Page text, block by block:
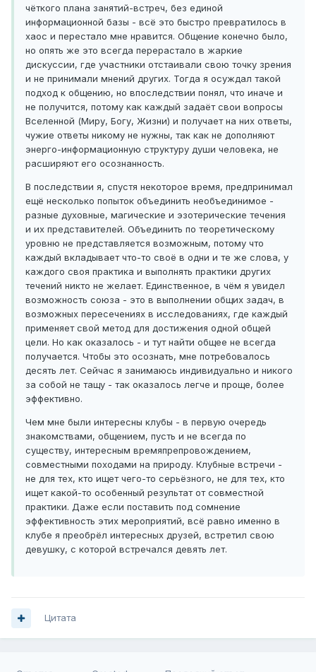
чёткого плана занятий-встреч, без единой
информационной базы - всё это быстро превратилось в
хаос и перестало мне нравится. Общение конечно было,
но опять же это всегда перерастало в жаркие
дискуссии, где участники отстаивали свою точку зрения
и не принимали мнений других. Тогда я осуждал такой
подход к общению, но впоследствии понял, что иначе и
не получится, потому как каждый задаёт свои вопросы
Вселенной (Миру, Богу, Жизни) и получает на них ответы,
чужие ответы никому не нужны, так как не дополняют
энерго-информационную структуру души человека, не
расширяют его осознанность.
В последствии я, спустя некоторое время, предпринимал
ещё несколько попыток объединить необъединимое -
разные духовные, магические и эзотерические течения
и их представителей. Объединить по теоретическому
уровню не представляется возможным, потому что
каждый вкладывает что-то своё в одни и те же слова, у
каждого своя практика и выполнять практики других
течений никто не желает. Единственное, в чём я увидел
возможность союза - это в выполнении общих задач, в
возможных пересечениях в исследованиях, где каждый
применяет свой метод для достижения одной общей
цели. Но как оказалось - и тут найти общее не всегда
получается. Чтобы это осознать, мне потребовалось
десять лет. Сейчас я занимаюсь индивидуально и никого
за собой не тащу - так оказалось легче и проще, более
эффективно.
Чем мне были интересны клубы - в первую очередь
знакомствами, общением, пусть и не всегда по
существу, интересным времяпрепровождением,
совместными походами на природу. Клубные встречи -
не для тех, кто ищет чего-то серьёзного, не для тех, кто
ищет какой-то особенный результат от совместной
практики. Даже если поставить под сомнение
эффективность этих мероприятий, всё равно именно в
клубе я преобрёл интересных друзей, встретил свою
девушку, с которой встречался девять лет.
Цитата